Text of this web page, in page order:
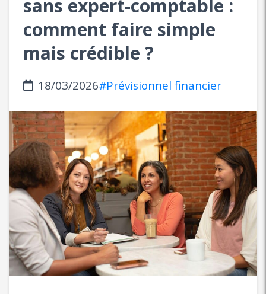
sans expert-comptable :
comment faire simple
mais crédible ?
18/03/2026#Prévisionnel financier